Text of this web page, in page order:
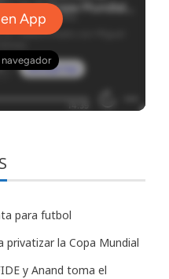
para futbol
la Copa Mundial
y Anand toma el